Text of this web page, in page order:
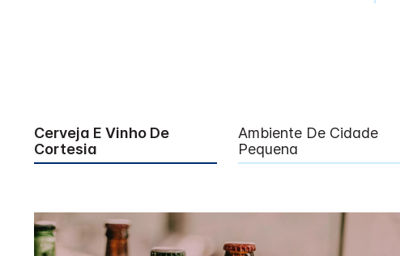
Cerveja E Vinho De
Cortesia
Ambiente De Cidade
Pequena